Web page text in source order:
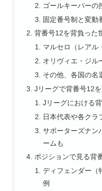
ゴールキーパーの
固定番号制と変動
背番号12を背負った
マルセロ（レアル
オリヴィエ・ジル
その他、各国の名
Jリーグで背番号12
Jリーグにおける
日本代表や各クラ
サポーターズナン
ームも
ポジションで見る背
ディフェンダー（
例